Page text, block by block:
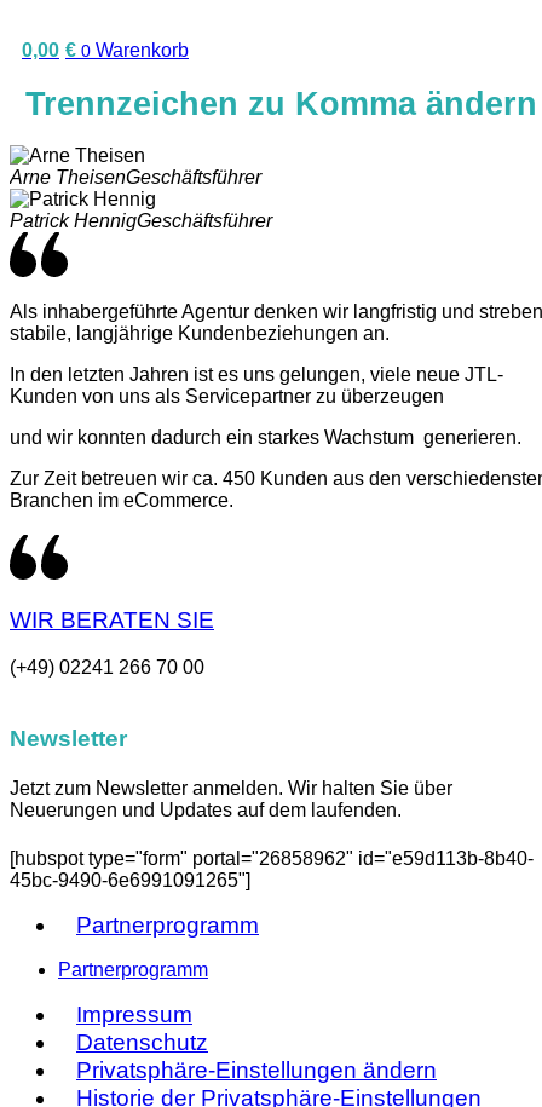
0,00 € 0 Warenkorb
Trennzeichen zu Komma ändern
Arne TheisenGeschäftsführer
Patrick HennigGeschäftsführer
Als inhabergeführte Agentur denken wir langfristig und streben
stabile, langjährige Kundenbeziehungen an.
In den letzten Jahren ist es uns gelungen, viele neue JTL-
Kunden von uns als Servicepartner zu überzeugen
und wir konnten dadurch ein starkes Wachstum generieren.
Zur Zeit betreuen wir ca. 450 Kunden aus den
Branchen im eCommerce.
WIR BERATEN SIE
(+49) 02241 266 70 00
Newsletter
Jetzt zum Newsletter anmelden. Wir halten Sie über
Neuerungen und Updates auf dem laufenden.
[hubspot type="form" portal="26858962" id="e59d113b-8b40-
45bc-9490-6e6991091265"]
Partnerprogramm
Partnerprogramm
Impressum
Datenschutz
Privatsphäre-Einstellungen ändern
Historie der Privatsphäre-Einstellungen